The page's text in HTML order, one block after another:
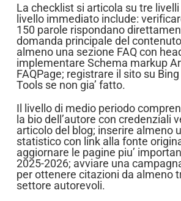
La checklist si articola su tre livelli
livello immediato include:
150 parole rispondano
domanda principale del
almeno una sezione FAQ con
implementare Schema markup
FAQPage; registrare il sito su
Tools se non gia’ fatto.
Il livello di medio periodo
la bio dell’autore con credenziali
articolo del blog; inserire almeno
statistico con link alla fonte
aggiornare le pagine piu’
2025-2026; avviare una
per ottenere citazioni da almeno
settore autorevoli.